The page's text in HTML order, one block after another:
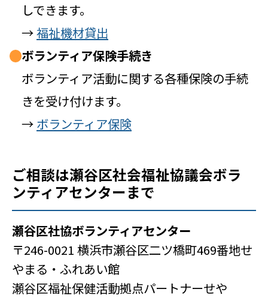
しできます。
→福祉機材貸出
ボランティア保険手続き
ボランティア活動に関する各種保険の手続
きを受け付けます。
→ ボランティア保険
ご相談は瀬谷区社会福祉協議会ボラ
ンティアセンターまで
瀬谷区社協ボランティアセンター
〒246-0021 横浜市瀬谷区二ツ橋町469番地せ
やまる・ふれあい館
瀬谷区福祉保健活動拠点パートナーせや